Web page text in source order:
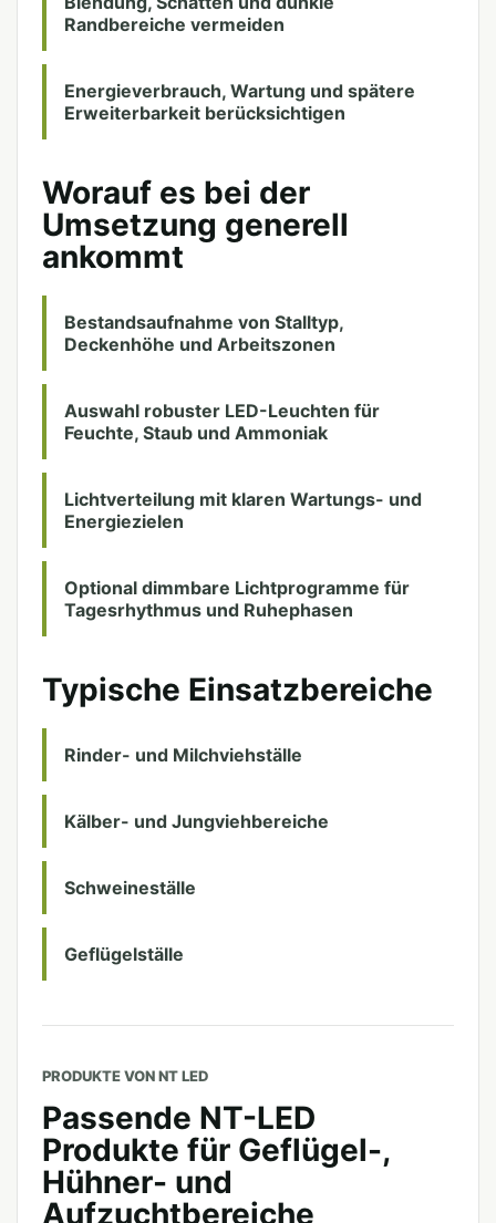
Randbereiche vermeiden
Energieverbrauch, Wartung und spätere
Erweiterbarkeit berücksichtigen
Worauf es bei der
Umsetzung generell
ankommt
Bestandsaufnahme von Stalltyp,
Deckenhöhe und Arbeitszonen
Auswahl robuster LED-Leuchten für
Feuchte, Staub und Ammoniak
Lichtverteilung mit klaren Wartungs- und
Energiezielen
Optional dimmbare Lichtprogramme für
Tagesrhythmus und Ruhephasen
Typische Einsatzbereiche
Rinder- und Milchviehställe
Kälber- und Jungviehbereiche
Schweineställe
Geflügelställe
PRODUKTE VON NT LED
Passende NT-LED
Produkte für Geflügel-,
Hühner- und
Aufzuchtbereiche